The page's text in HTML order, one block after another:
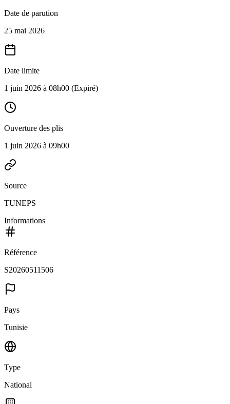
Date de parution
25 mai 2026
Date limite
1 juin 2026 à 08h00 (Expiré)
Ouverture des plis
1 juin 2026 à 09h00
Source
TUNEPS
Informations
Référence
S20260511506
Pays
Tunisie
Type
National